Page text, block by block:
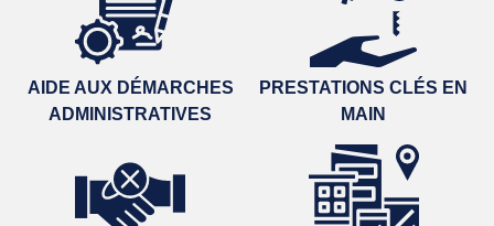
AIDE AUX DÉMARCHES
ADMINISTRATIVES
PRESTATIONS CLÉS EN
MAIN